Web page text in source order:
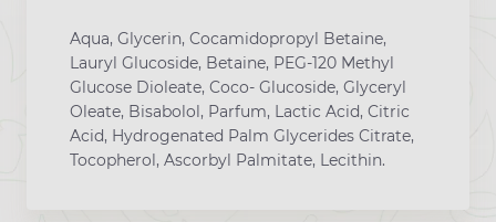
Aqua, Glycerin, Cocamidopropyl Betaine,
Lauryl Glucoside, Betaine, PEG-120 Methyl
Glucose Dioleate, Coco- Glucoside, Glyceryl
Oleate, Bisabolol, Parfum, Lactic Acid, Citric
Acid, Hydrogenated Palm Glycerides Citrate,
Tocopherol, Ascorbyl Palmitate, Lecithin.